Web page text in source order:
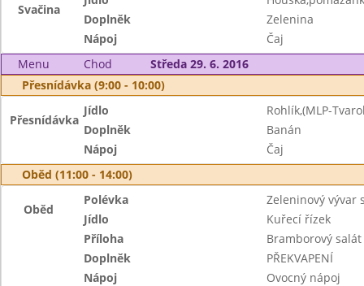
Svačina
Doplněk
Zelenina
Nápoj
Čaj
Menu
Chod
Středa 29. 6. 2016
Přesnídávka (9:00 - 10:00)
Přesnídávka
Jídlo
Rohlík,(MLP-
Doplněk
Banán
Nápoj
Čaj
Oběd (11:00 - 14:00)
Oběd
Polévka
Zeleninový vývar
Jídlo
Kuřecí řízek
Příloha
Bramborový salát
Doplněk
PŘEKVAPENÍ
Nápoj
Ovocný nápoj